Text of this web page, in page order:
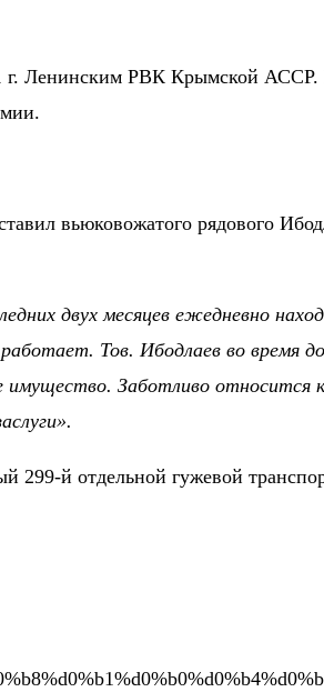
г. Ленинским РВК Крымской АССР.
вьюковожатого рядового
двух месяцев ежедневно
Тов. Ибодлаев во время
Заботливо относится
й отдельной гужевой